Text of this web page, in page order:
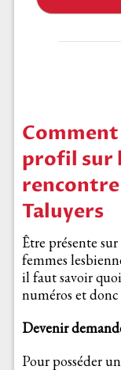
profil sur
rencontre
Taluyers
Être présente
femmes
il faut savoir
numéros et donc
Devenir
Pour posséder